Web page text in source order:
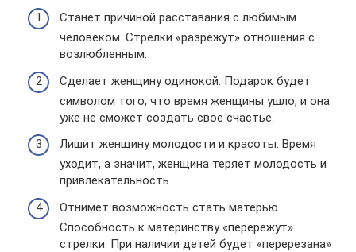
Станет причиной расставания с любимым
человеком. Стрелки «разрежут» отношения с
возлюбленным.
Сделает женщину одинокой. Подарок будет
символом того, что время женщины ушло, и она
уже не сможет создать свое счастье.
Лишит женщину молодости и красоты. Время
уходит, а значит, женщина теряет молодость и
привлекательность.
Отнимет возможность стать матерью.
Способность к материнству «перережут»
стрелки. При наличии детей будет «перерезана»